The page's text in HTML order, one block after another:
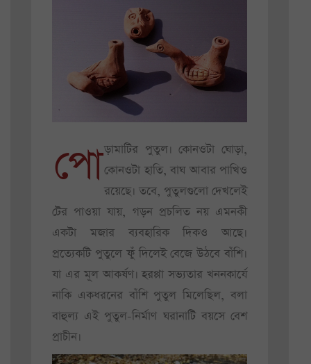
পোড়ামাটির পুতুল। কোনওটা ঘোড়া,
কোনওটা হাতি, বাঘ আবার পাখিও
রয়েছে। তবে, পুতুলগুলো দেখলেই
টের পাওয়া যায়, গড়ন প্রচলিত নয় এমনকী
একটা মজার ব্যবহারিক দিকও আছে।
প্রত্যেকটি পুতুলে ফুঁ দিলেই বেজে উঠবে বাঁশি।
যা এর মূল আকর্ষণ। হরপ্পা সভ্যতার খননকার্যে
নাকি একধরনের বাঁশি পুতুল মিলেছিল, বলা
বাহুল্য এই পুতুল-নির্মাণ ঘরানাটি বয়সে বেশ
প্রাচীন।